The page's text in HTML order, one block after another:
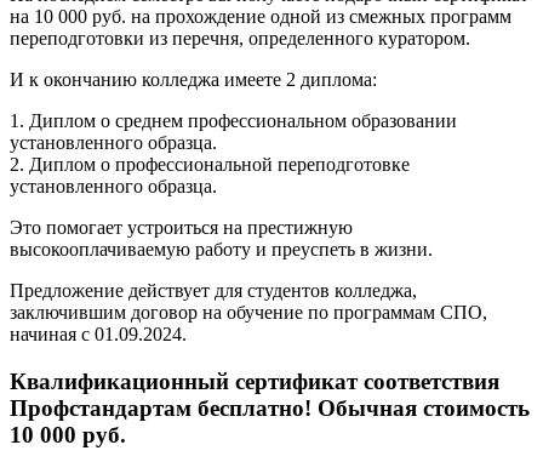
на 10 000 руб. на прохождение одной из смежных программ
переподготовки из перечня, определенного куратором.
И к окончанию колледжа имеете 2 диплома:
1. Диплом о среднем профессиональном образовании
установленного образца.
2. Диплом о профессиональной переподготовке
установленного образца.
Это помогает устроиться на престижную
высокооплачиваемую работу и преуспеть в жизни.
Предложение действует для студентов колледжа,
заключившим договор на обучение по программам СПО,
начиная с 01.09.2024.
Квалификационный сертификат соответствия
Профстандартам бесплатно! Обычная стоимость
10 000 руб.